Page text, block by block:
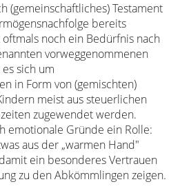
(gemeinschaftliches) Testament
bereits
noch ein Bedürfnis nach
vorweggenommenen
sich um
in Form von (gemischten)
meist aus steuerlichen
zugewendet werden.
emotionale Gründe ein Rolle:
aus der „warmen Hand"
ein besonderes Vertrauen
zu den Abkömmlingen zeigen.